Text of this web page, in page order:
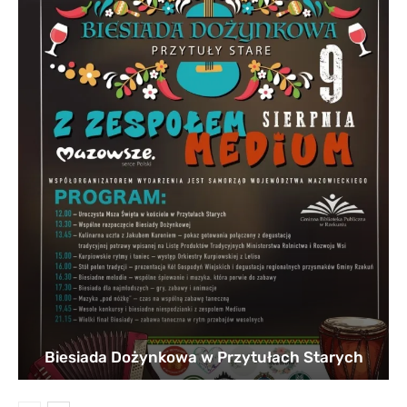
Biesiada Dożynkowa w Przytułach Starych